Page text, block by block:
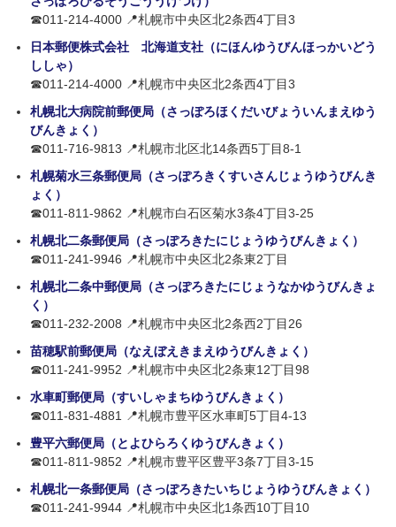
☎011-214-4000 📍札幌市中央区北2条西4丁目3
日本郵便株式会社 北海道支社（にほんゆうびんほっかいどう
ししゃ）
☎011-214-4000 📍札幌市中央区北2条西4丁目3
札幌北大病院前郵便局（さっぽろほくだいびょういんまえゆう
びんきょく）
☎011-716-9813 📍札幌市北区北14条西5丁目8-1
札幌菊水三条郵便局（さっぽろきくすいさんじょうゆうびんき
ょく）
☎011-811-9862 📍札幌市白石区菊水3条4丁目3-25
札幌北二条郵便局（さっぽろきたにじょうゆうびんきょく）
☎011-241-9946 📍札幌市中央区北2条東2丁目
札幌北二条中郵便局（さっぽろきたにじょうなかゆうびんきょ
く）
☎011-232-2008 📍札幌市中央区北2条西2丁目26
苗穂駅前郵便局（なえぼえきまえゆうびんきょく）
☎011-241-9952 📍札幌市中央区北2条東12丁目98
水車町郵便局（すいしゃまちゆうびんきょく）
☎011-831-4881 📍札幌市豊平区水車町5丁目4-13
豊平六郵便局（とよひらろくゆうびんきょく）
☎011-811-9852 📍札幌市豊平区豊平3条7丁目3-15
札幌北一条郵便局（さっぽろきたいちじょうゆうびんきょく）
☎011-241-9944 📍札幌市中央区北1条西10丁目10